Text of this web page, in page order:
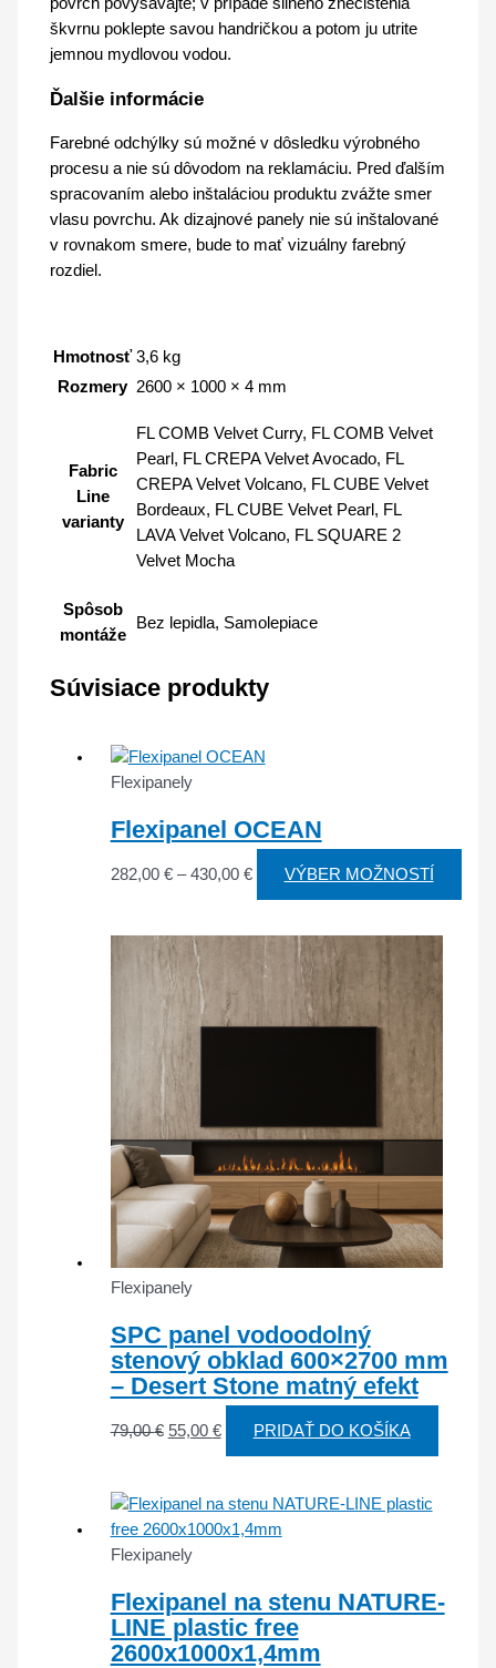
škvrnu poklepte savou handričkou a potom ju utrite
jemnou mydlovou vodou.
Ďalšie informácie
Farebné odchýlky sú možné v dôsledku výrobného
procesu a nie sú dôvodom na reklamáciu. Pred ďalším
spracovaním alebo inštaláciou produktu zvážte smer
vlasu povrchu. Ak dizajnové panely nie sú inštalované
v rovnakom smere, bude to mať vizuálny farebný
rozdiel.
Hmotnosť 3,6 kg
Rozmery 2600 × 1000 × 4 mm
Fabric
Line
varianty
FL COMB Velvet Curry, FL COMB Velvet
Pearl, FL CREPA Velvet Avocado, FL
CREPA Velvet Volcano, FL CUBE Velvet
Bordeaux, FL CUBE Velvet Pearl, FL
LAVA Velvet Volcano, FL SQUARE 2
Velvet Mocha
Spôsob
montáže
Bez lepidla, Samolepiace
Súvisiace produkty
Flexipanely
Flexipanel OCEAN
282,00 € – 430,00 € VÝBER MOŽNOSTÍ
Flexipanely
SPC panel vodoodolný
stenový obklad 600×2700 mm
– Desert Stone matný efekt
79,00€ 55,00 € PRIDAŤ DO KOŠÍKA
Flexipanely
Flexipanel na stenu NATURE-
LINE plastic free
2600x1000x1,4mm